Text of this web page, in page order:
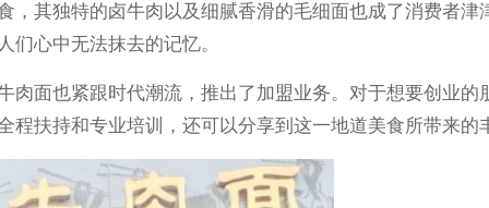
其独特的卤牛肉以及细腻香滑的毛细面也成了消费者津
们心中无法抹去的记忆。
也紧跟时代潮流，推出了加盟业务。对于想要创业的
扶持和专业培训，还可以分享到这一地道美食所带来的